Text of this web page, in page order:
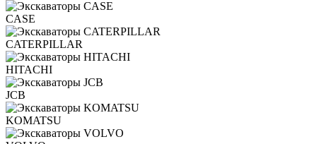
CASE
CATERPILLAR
HITACHI
JCB
KOMATSU